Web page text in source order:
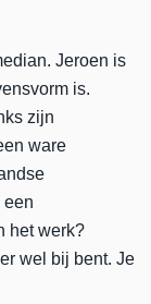
Jeroen is
is.
zijn
ware
een
het werk?
wel bij bent. Je